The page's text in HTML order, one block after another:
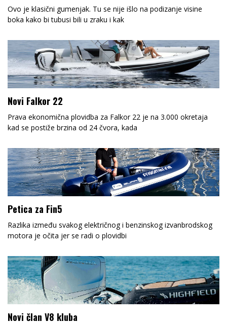
Ovo je klasični gumenjak. Tu se nije išlo na podizanje visine
boka kako bi tubusi bili u zraku i kak
Novi Falkor 22
Prava ekonomična plovidba za Falkor 22 je na 3.000 okretaja
kad se postiže brzina od 24 čvora, kada
Petica za Fin5
Razlika između svakog električnog i benzinskog izvanbrodskog
motora je očita jer se radi o plovidbi
Novi član V8 kluba